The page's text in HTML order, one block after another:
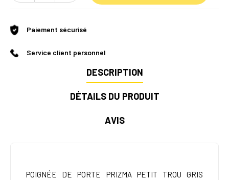
Paiement sécurisé
Service client personnel
DESCRIPTION
DÉTAILS DU PRODUIT
AVIS
POIGNÉE DE PORTE PRIZMA PETIT TROU GRIS